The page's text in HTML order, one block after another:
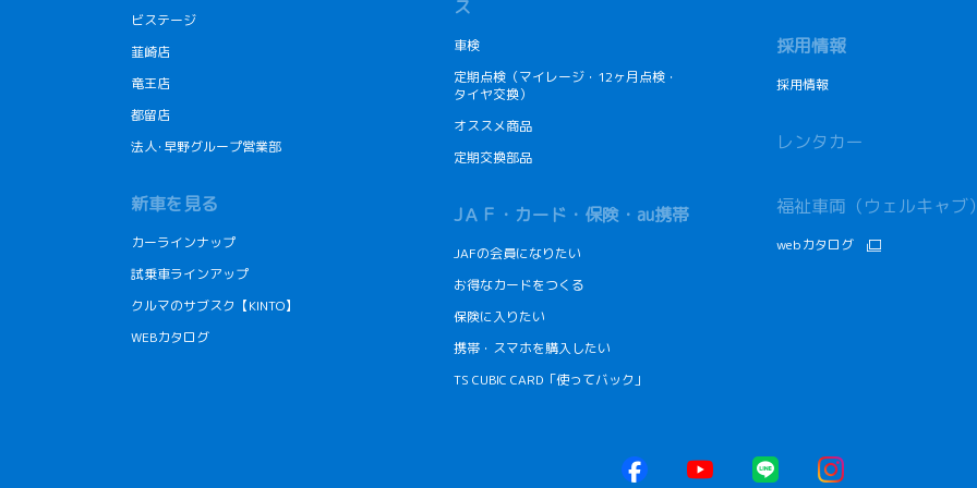
ビステージ
韮崎店
竜王店
都留店
法人･早野グループ営業部
新車を見る
カーラインナップ
試乗車ラインアップ
クルマのサブスク【KINTO】
WEBカタログ
ス
車検
定期点検（マイレージ・12ヶ月点検・
タイヤ交換）
オススメ商品
定期交換部品
JＡＦ・カード・保険・au携帯
JAFの会員になりたい
お得なカードをつくる
保険に入りたい
携帯・スマホを購入したい
TS CUBIC CARD「使ってバック」
採用情報
採用情報
レンタカー
福祉車両（ウェルキャブ
webカタログ